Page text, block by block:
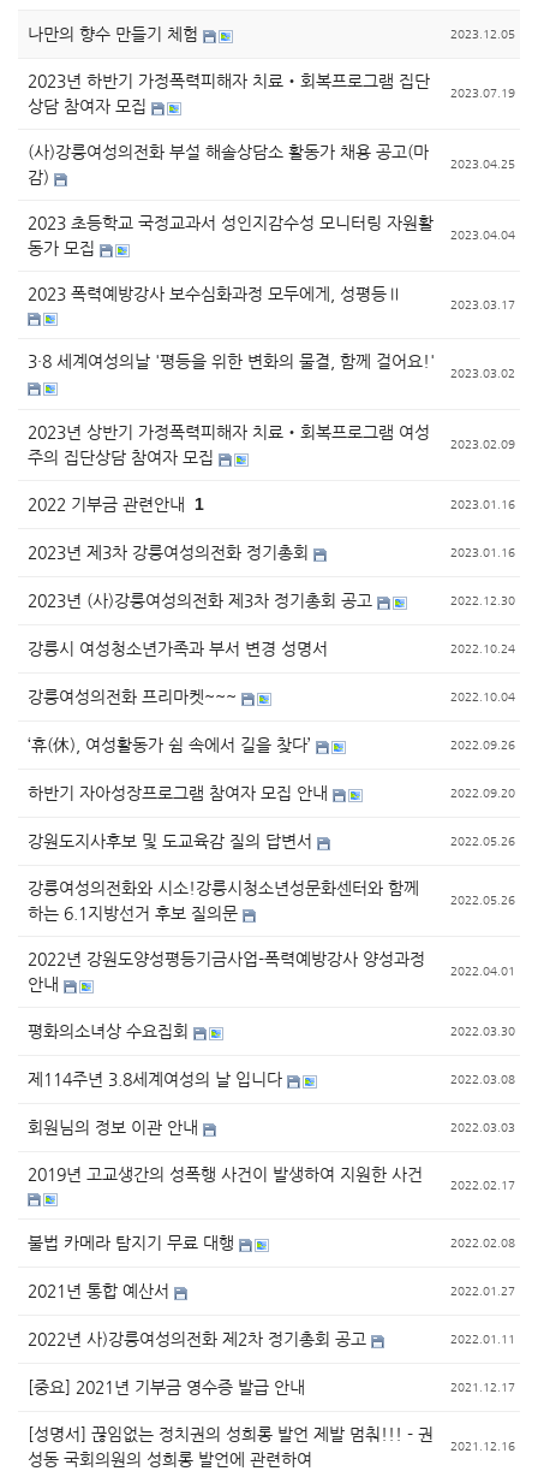
나만의 향수 만들기 체험 2023.12.05
2023년 하반기 가정폭력피해자 치료‧회복프로그램 집단
상담 참여자 모집
2023.07.19
(사)강릉여성의전화 부설 해솔상담소 활동가 채용 공고(마
감)
2023.04.25
2023 초등학교 국정교과서 성인지감수성 모니터링 자원활
동가 모집
2023.04.04
2023 폭력예방강사 보수심화과정 모두에게, 성평등Ⅱ
2023.03.17
3·8 세계여성의날 '평등을 위한 변화의 물결, 함께 걸어요!'
2023.03.02
2023년 상반기 가정폭력피해자 치료‧회복프로그램 여성
주의 집단상담 참여자 모집
2023.02.09
2022 기부금 관련안내 1 2023.01.16
2023년 제3차 강릉여성의전화 정기총회 2023.01.16
2023년 (사)강릉여성의전화 제3차 정기총회 공고 2022.12.30
강릉시 여성청소년가족과 부서 변경 성명서 2022.10.24
강릉여성의전화 프리마켓~~~ 2022.10.04
‘휴(休), 여성활동가 쉼 속에서 길을 찾다’ 2022.09.26
하반기 자아성장프로그램 참여자 모집 안내 2022.09.20
강원도지사후보 및 도교육감 질의 답변서 2022.05.26
강릉여성의전화와 시소!강릉시청소년성문화센터와 함께
하는 6.1지방선거 후보 질의문
2022.05.26
2022년 강원도양성평등기금사업-폭력예방강사 양성과정
안내
2022.04.01
평화의소녀상 수요집회 2022.03.30
제114주년 3.8세계여성의 날 입니다 2022.03.08
회원님의 정보 이관 안내 2022.03.03
2019년 고교생간의 성폭행 사건이 발생하여 지원한 사건
2022.02.17
불법 카메라 탐지기 무료 대행 2022.02.08
2021년 통합 예산서 2022.01.27
2022년 사)강릉여성의전화 제2차 정기총회 공고 2022.01.11
[중요] 2021년 기부금 영수증 발급 안내 2021.12.17
[성명서] 끊임없는 정치권의 성희롱 발언 제발 멈춰!!! - 권
성동 국회의원의 성희롱 발언에 관련하여
2021.12.16